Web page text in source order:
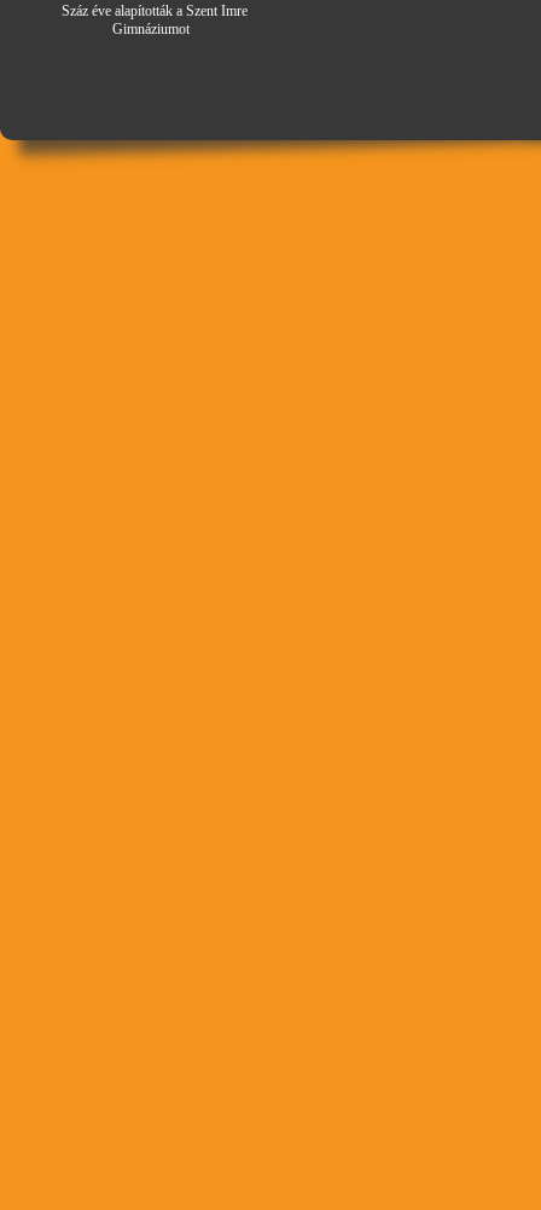
Száz éve alapították a Szent Imre
Gimnáziumot